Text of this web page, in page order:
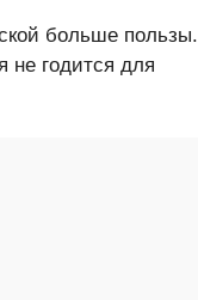
больше пользы.
не годится для